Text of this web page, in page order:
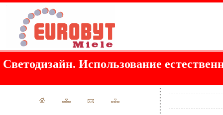
Светодизайн. Использование